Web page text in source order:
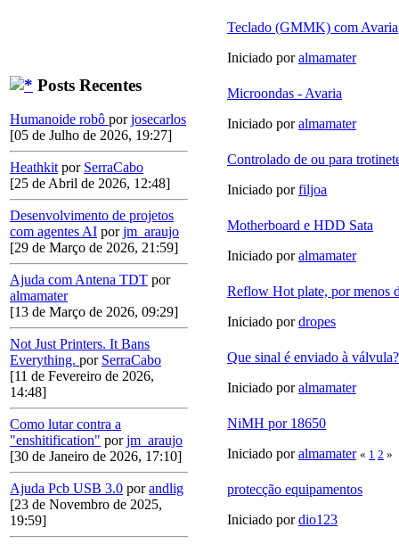
Posts Recentes
Humanoide robô porjosecarlos
[05 de Julho de 2026, 19:27]
Heathkit por SerraCabo
[25 de Abril de 2026, 12:48]
Desenvolvimento de projetos
com agentes AI porjm_araujo
[29 de Março de 2026, 21:59]
Ajuda com Antena TDT por
almamater
[13 de Março de 2026, 09:29]
Not Just Printers. It Bans
Everything. por SerraCabo
[11 de Fevereiro de 2026,
14:48]
Como lutar contra a
"enshitification" porjm_araujo
[30 de Janeiro de 2026, 17:10]
Ajuda Pcb USB 3.0 porandlig
[23 de Novembro de 2025,
19:59]
Teclado (GMMK) com Avaria
Iniciado poralmamater
Microondas - Avaria
Iniciado poralmamater
Controlado de ou para
Iniciado porfiljoa
Motherboard e HDD Sata
Iniciado poralmamater
Reflow Hot plate, por menos
Iniciado pordropes
Que sinal é enviado à válvula?
Iniciado poralmamater
NiMH por 18650
Iniciado poralmamater « 1 2 »
protecção equipamentos
Iniciado pordio123